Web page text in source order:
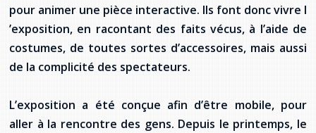
Brian Kizner
Marc-Alexandre Mestres
Stacy Smith
Nancy Dillon
pour animer une pièce interactive. Ils font donc vivre l
’exposition, en racontant des faits vécus, à l’aide de
costumes, de toutes sortes d’accessoires, mais aussi
de la complicité des spectateurs.
L’exposition a été conçue afin d’être mobile, pour
aller à la rencontre des gens. Depuis le printemps, le